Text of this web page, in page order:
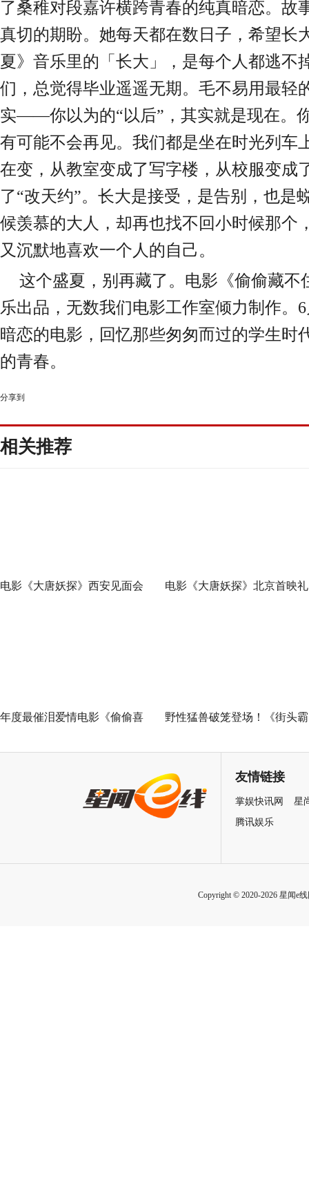
了桑稚对段嘉许横跨青春的纯真暗恋。故
真切的期盼。她每天都在数日子， 希望长
夏》 音乐里的「长大」，是每个人都逃不
们，总觉得毕业遥遥无期。毛不易用最轻
实——你以为的“以后” ，其实就是现在。
有可能不会再见。我们都是坐在时光列车
在变，从教室变成了写字楼，从校服变成
了“改天约”。长大是接受 ，是告别 ， 也是
候羡慕的大人，却再也找不回小时候那个
又沉默地喜欢一个人 的自己。
这个盛夏，别再藏了。 电影《偷偷藏不
乐出品，无数我们电影工作室倾力制作。
暗恋的电影，回忆那些匆匆而过的学生时
的青春。
分享到
相关推荐
电影《大唐妖探》西安见面会 电影《大唐妖探》北京首映礼
年度最催泪爱情电影《偷偷喜 野性猛兽破笼登场！《街头霸
单人预告释出 杰森·莫玛回旋
招式炸裂
友情链接
掌娱快讯网
星
腾讯娱乐
Copyright © 2020-2026 星闻e